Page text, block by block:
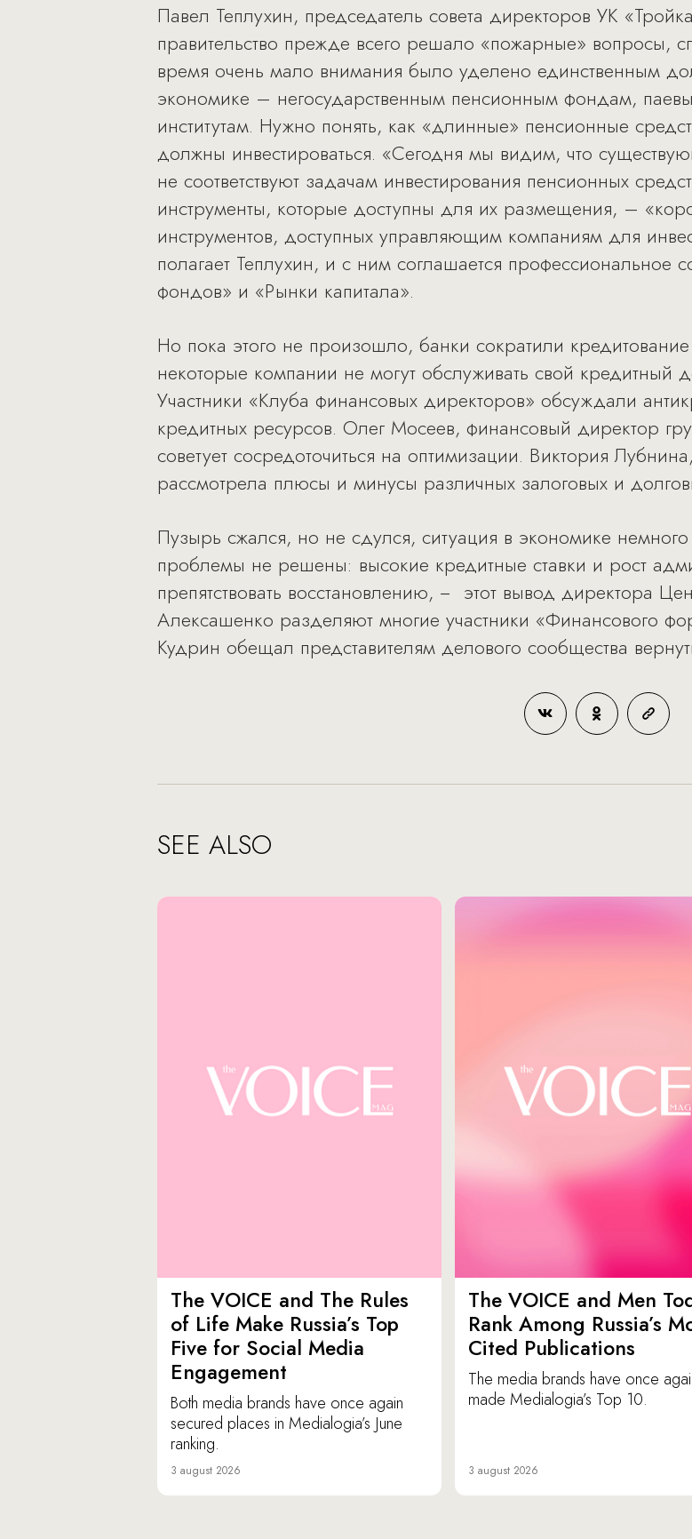
Павел Теплухин, председатель совета директоров УК
правительство прежде всего решало «пожарные» вопросы,
время очень мало внимания было уделено единственным
экономике – негосударственным пенсионным фондам,
институтам. Нужно понять, как «длинные» пенсионные
должны инвестироваться. «Сегодня мы видим, что
не соответствуют задачам инвестирования пенсионных
инструменты, которые доступны для их размещения, –
инструментов, доступных управляющим компаниям для
полагает Теплухин, и с ним соглашается
фондов» и «Рынки капитала».
Но пока этого не произошло, банки сократили
некоторые компании не могут обслуживать свой кредитный
Участники «Клуба финансовых директоров» обсуждали
кредитных ресурсов. Олег Мосеев, финансовый директор
советует сосредоточиться на оптимизации. Виктория
рассмотрела плюсы и минусы различных залоговых и
Пузырь сжался, но не сдулся, ситуация в экономике
проблемы не решены: высокие кредитные ставки и рост
препятствовать восстановлению, − этот вывод директора
Алексашенко разделяют многие участники «Финансового
Кудрин обещал представителям делового сообщества
SEE ALSO
The VOICE and The Rules
of Life Make Russia’s Top
Five for Social Media
Engagement
Both media brands have once again
secured places in Medialogia’s June
ranking.
3 august 2026
The VOICE and Men
Rank Among Russia’s
Cited Publications
The media brands have once
made Medialogia’s Top 10.
3 august 2026